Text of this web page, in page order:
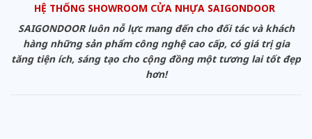
HỆ THỐNG SHOWROOM CỬA NHỰA SAIGONDOOR
SAIGONDOOR luôn nỗ lực mang đến cho đối tác và khách
hàng những sản phẩm công nghệ cao cấp, có giá trị gia
tăng tiện ích, sáng tạo cho cộng đồng một tương lai tốt đẹp
hơn!